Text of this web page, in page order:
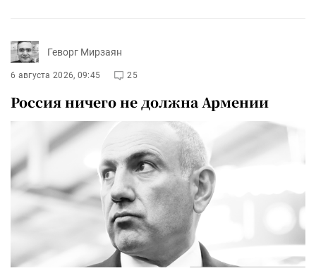
Геворг Мирзаян
6 августа 2026, 09:45 25
Россия ничего не должна Армении